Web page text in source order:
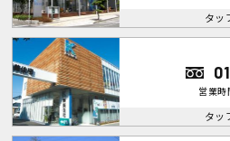
タッ
営業
タッ